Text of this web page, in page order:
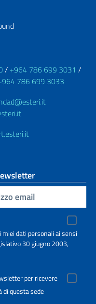
/ +964 786 699 3031 /
786 699 3033
dati personali ai sensi
30 giugno 2003,
per ricevere
questa sede